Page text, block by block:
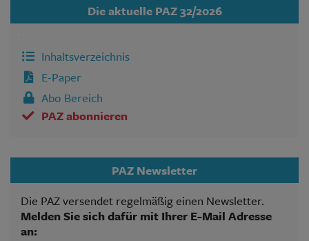
Die aktuelle PAZ 32/2026
Inhaltsverzeichnis
E-Paper
Abo Bereich
PAZ abonnieren
PAZ Newsletter
Die PAZ versendet regelmäßig einen Newsletter.
Melden Sie sich dafür mit Ihrer E-Mail Adresse
an: